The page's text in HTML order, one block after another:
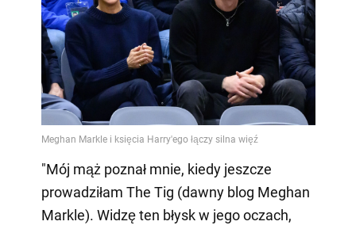
"Mój mąż poznał mnie, kiedy jeszcze
prowadziłam The Tig (dawny blog Meghan
Markle). Widzę ten błysk w jego oczach,